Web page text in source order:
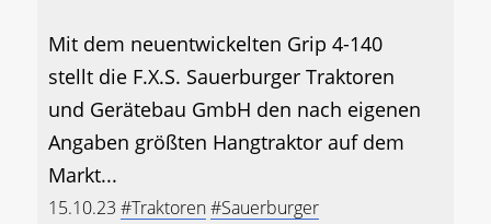
Mit dem neuentwickelten Grip 4-140
stellt die F.X.S. Sauerburger Traktoren
und Gerätebau GmbH den nach eigenen
Angaben größten Hangtraktor auf dem
Markt...
15.10.23 #Traktoren#Sauerburger